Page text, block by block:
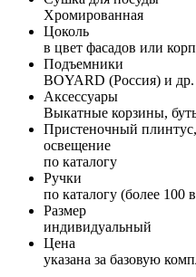
Хромированная
Цоколь
в цвет фасадов или
Подъемники
BOYARD (Россия) и др.
Аксессуары
Выкатные корзины,
Пристеночный
освещение
по каталогу
Ручки
по каталогу (более 100
Размер
индивидуальный
Цена
указана за базовую